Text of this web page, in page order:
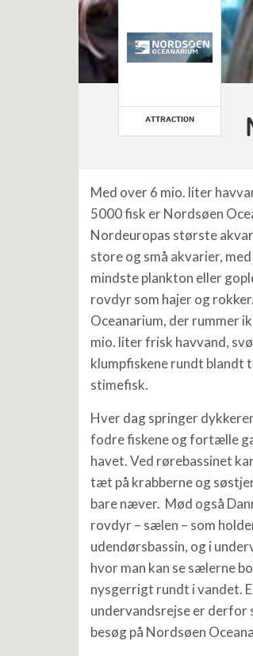
ATTRACTION
Med over 6 mio. liter
5000 fisk er Nordsøen
Nordeuropas største
store og små akvarier,
mindste plankton eller
rovdyr som hajer og
Oceanarium, der rummer
mio. liter frisk havvand,
klumpfiskene rundt blandt
stimefisk.
Hver dag springer
fodre fiskene og fortælle
havet. Ved rørebassinet
tæt på krabberne og
bare næver. Mød også
rovdyr – sælen – som
udendørsbassin, og i
hvor man kan se sælerne
nysgerrigt rundt i vandet.
undervandsrejse er derfor
besøg på Nordsøen